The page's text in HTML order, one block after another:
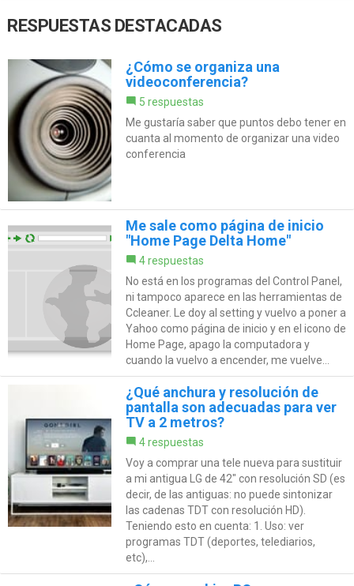
RESPUESTAS DESTACADAS
¿Cómo se organiza una
videoconferencia?
5 respuestas
Me gustaría saber que puntos debo tener en
cuanta al momento de organizar una video
conferencia
Me sale como página de inicio
"Home Page Delta Home"
4 respuestas
No está en los programas del Control Panel,
ni tampoco aparece en las herramientas de
Ccleaner. Le doy al setting y vuelvo a poner a
Yahoo como página de inicio y en el icono de
Home Page, apago la computadora y
cuando la vuelvo a encender, me vuelve...
¿Qué anchura y resolución de
pantalla son adecuadas para ver
TV a 2 metros?
4 respuestas
Voy a comprar una tele nueva para sustituir
a mi antigua LG de 42" con resolución SD (es
decir, de las antiguas: no puede sintonizar
las cadenas TDT con resolución HD).
Teniendo esto en cuenta: 1. Uso: ver
programas TDT (deportes, telediarios,
etc),...